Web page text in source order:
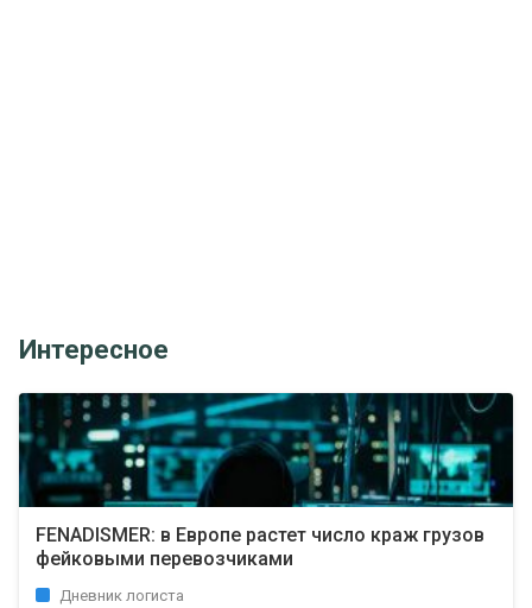
Интересное
FENADISMER: в Европе растет число краж грузов
фейковыми перевозчиками
Дневник логиста